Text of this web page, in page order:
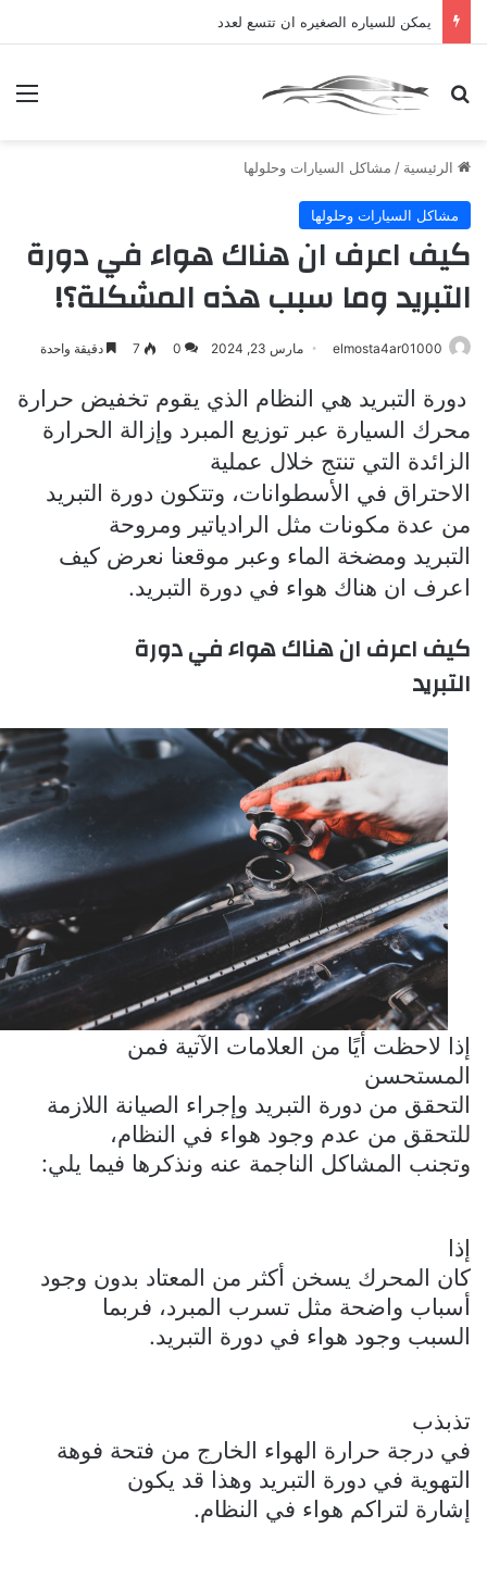
يمكن للسياره الصغيره ان تتسع لعدد
بحث عن
الرئيسية / مشاكل السيارات وحلولها
مشاكل السيارات وحلولها
كيف اعرف ان هناك هواء في دورة
التبريد وما سبب هذه المشكلة؟!
elmosta4ar01000 مارس 23, 2024 0
7 دقيقة واحدة
دورة التبريد هي النظام الذي يقوم تخفيض حرارة
محرك السيارة عبر توزيع المبرد وإزالة الحرارة
الزائدة التي تنتج خلال عملية
الاحتراق في الأسطوانات، وتتكون دورة التبريد
من عدة مكونات مثل الرادياتير ومروحة
التبريد ومضخة الماء وعبر موقعنا نعرض كيف
اعرف ان هناك هواء في دورة التبريد.
كيف اعرف ان هناك هواء في دورة
التبريد
إذا لاحظت أيًا من العلامات الآتية فمن
المستحسن
التحقق من دورة التبريد وإجراء الصيانة اللازمة
للتحقق من عدم وجود هواء في النظام،
وتجنب المشاكل الناجمة عنه ونذكرها فيما يلي:
إذا
كان المحرك يسخن أكثر من المعتاد بدون وجود
أسباب واضحة مثل تسرب المبرد، فربما
السبب وجود هواء في دورة التبريد.
تذبذب
في درجة حرارة الهواء الخارج من فتحة فوهة
التهوية في دورة التبريد وهذا قد يكون
إشارة لتراكم هواء في النظام.